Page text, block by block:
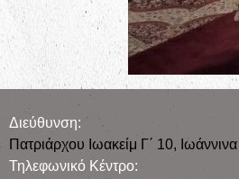
Διεύθυνση:
Πατριάρχου Ιωακείμ Γ΄ 10, Iωάννινα
Τηλεφωνικό Κέντρο: